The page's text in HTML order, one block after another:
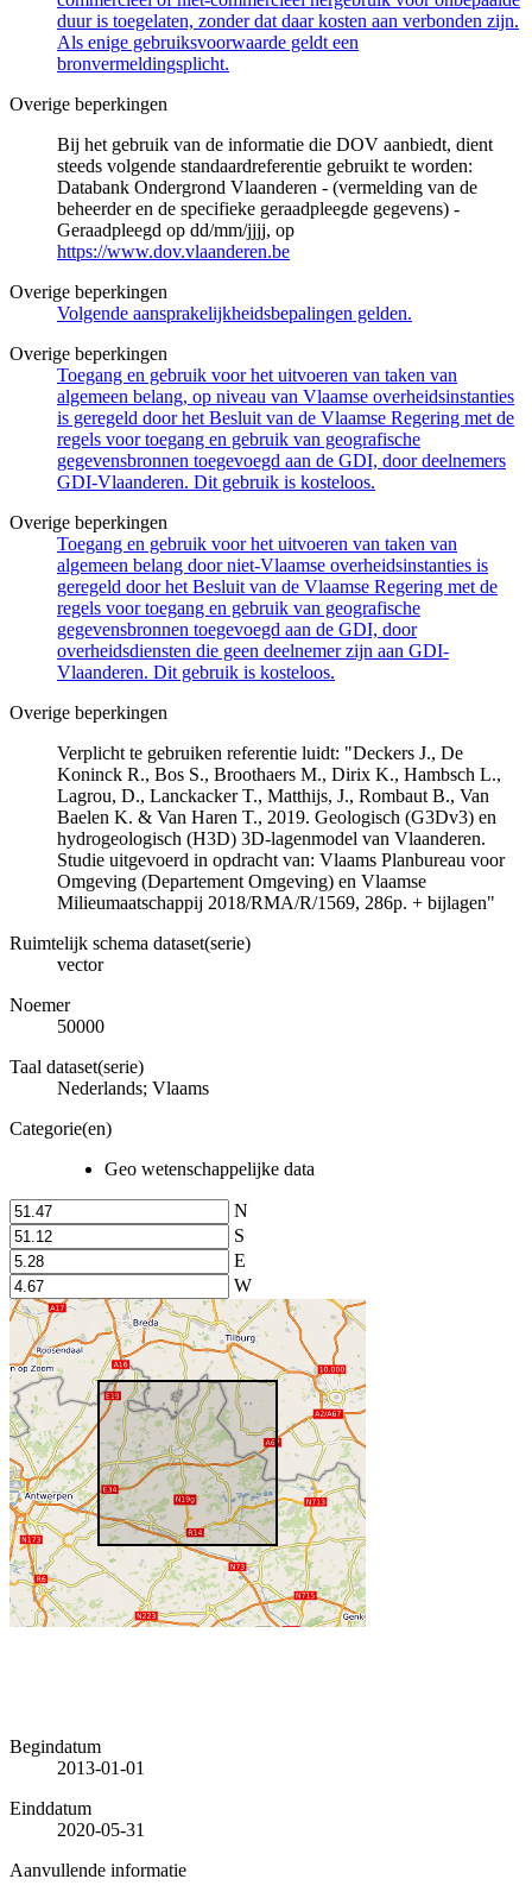
duur is toegelaten, zonder dat daar kosten aan verbonden zijn.
Als enige gebruiksvoorwaarde geldt een
bronvermeldingsplicht.
Overige beperkingen
Bij het gebruik van de informatie die DOV aanbiedt, dient
steeds volgende standaardreferentie gebruikt te worden:
Databank Ondergrond Vlaanderen - (vermelding van de
beheerder en de specifieke geraadpleegde gegevens) -
Geraadpleegd op dd/mm/jjjj, op
https://www.dov.vlaanderen.be
Overige beperkingen
Volgende aansprakelijkheidsbepalingen gelden.
Overige beperkingen
Toegang en gebruik voor het uitvoeren van taken van
algemeen belang, op niveau van Vlaamse overheidsinstanties
is geregeld door het Besluit van de Vlaamse Regering met de
regels voor toegang en gebruik van geografische
gegevensbronnen toegevoegd aan de GDI, door deelnemers
GDI-Vlaanderen. Dit gebruik is kosteloos.
Overige beperkingen
Toegang en gebruik voor het uitvoeren van taken van
algemeen belang door niet-Vlaamse overheidsinstanties is
geregeld door het Besluit van de Vlaamse Regering met de
regels voor toegang en gebruik van geografische
gegevensbronnen toegevoegd aan de GDI, door
overheidsdiensten die geen deelnemer zijn aan GDI-
Vlaanderen. Dit gebruik is kosteloos.
Overige beperkingen
Verplicht te gebruiken referentie luidt: "Deckers J., De
Koninck R., Bos S., Broothaers M., Dirix K., Hambsch L.,
Lagrou, D., Lanckacker T., Matthijs, J., Rombaut B., Van
Baelen K. & Van Haren T., 2019. Geologisch (G3Dv3) en
hydrogeologisch (H3D) 3D-lagenmodel van Vlaanderen.
Studie uitgevoerd in opdracht van: Vlaams Planbureau voor
Omgeving (Departement Omgeving) en Vlaamse
Milieumaatschappij 2018/RMA/R/1569, 286p. + bijlagen"
Ruimtelijk schema dataset(serie)
vector
Noemer
50000
Taal dataset(serie)
Nederlands; Vlaams
Categorie(en)
Geo wetenschappelijke data
N
S
E
W
Begindatum
2013-01-01
Einddatum
2020-05-31
Aanvullende informatie